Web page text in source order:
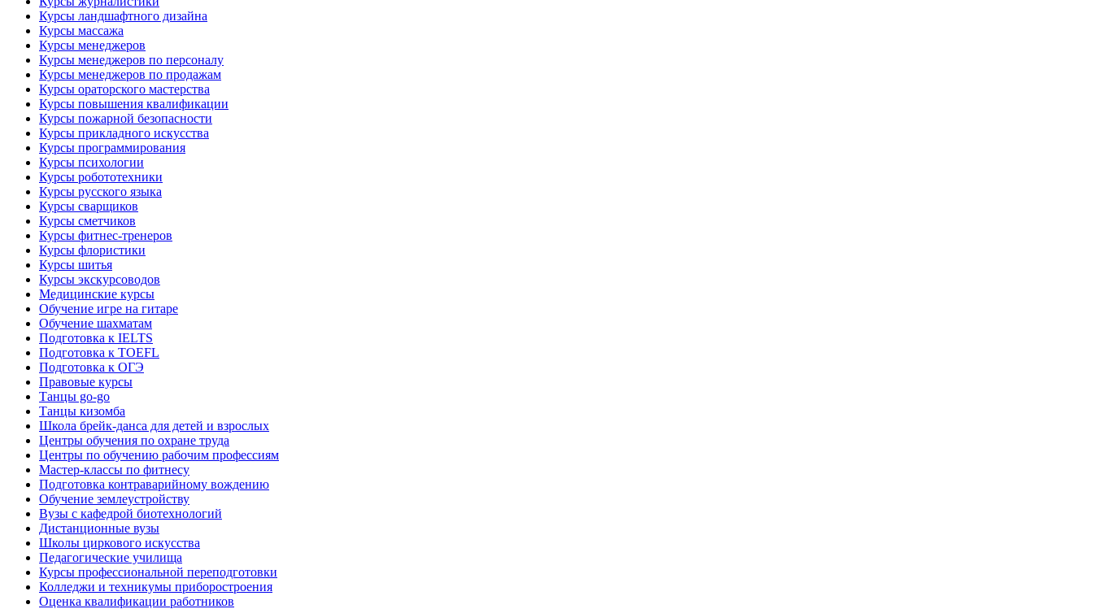
Курсы ландшафтного дизайна
Курсы массажа
Курсы менеджеров
Курсы менеджеров по персоналу
Курсы менеджеров по продажам
Курсы ораторского мастерства
Курсы повышения квалификации
Курсы пожарной безопасности
Курсы прикладного искусства
Курсы программирования
Курсы психологии
Курсы робототехники
Курсы русского языка
Курсы сварщиков
Курсы сметчиков
Курсы фитнес-тренеров
Курсы флористики
Курсы шитья
Курсы экскурсоводов
Медицинские курсы
Обучение игре на гитаре
Обучение шахматам
Подготовка к IELTS
Подготовка к TOEFL
Подготовка к ОГЭ
Правовые курсы
Танцы go-go
Танцы кизомба
Школа брейк-данса для детей и взрослых
Центры обучения по охране труда
Центры по обучению рабочим профессиям
Мастер-классы по фитнесу
Подготовка контраварийному вождению
Обучение землеустройству
Вузы с кафедрой биотехнологий
Дистанционные вузы
Школы циркового искусства
Педагогические училища
Курсы профессиональной переподготовки
Колледжи и техникумы приборостроения
Оценка квалификации работников